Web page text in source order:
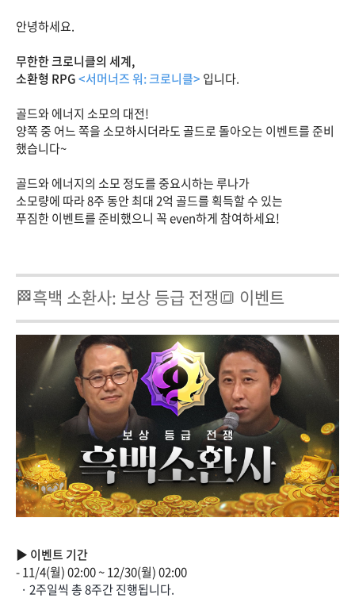
안녕하세요.
무한한 크로니클의 세계,
소환형 RPG<서머너즈 워: 크로니클> 입니다.
골드와 에너지 소모의 대전!
양쪽 중 어느 쪽을 소모하시더라도 골드로 돌아오는 이벤트를 준비
했습니다~
골드와 에너지의 소모 정도를 중요시하는 루나가
소모량에 따라 8주 동안 최대 2억 골드를 획득할 수 있는
푸짐한 이벤트를 준비했으니 꼭 even하게 참여하세요!
🏁흑백 소환사: 보상 등급 전쟁🔳 이벤트
▶ 이벤트 기간
- 11/4(월) 02:00 ~ 12/30(월) 02:00
· 2주일씩 총 8주간 진행됩니다.